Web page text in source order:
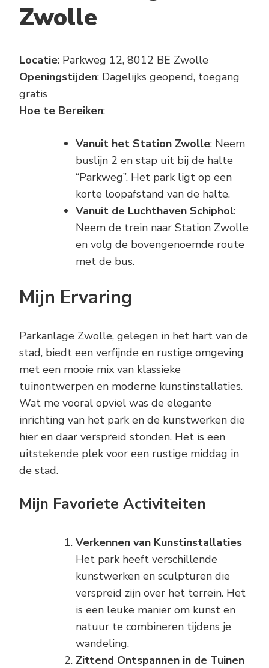
Zwolle
Locatie: Parkweg 12, 8012 BE Zwolle
Openingstijden: Dagelijks geopend, toegang
gratis
Hoe te Bereiken:
Vanuit het Station Zwolle: Neem
buslijn 2 en stap uit bij de halte
“Parkweg”. Het park ligt op een
korte loopafstand van de halte.
Vanuit de Luchthaven Schiphol:
Neem de trein naar Station Zwolle
en volg de bovengenoemde route
met de bus.
Mijn Ervaring
Parkanlage Zwolle, gelegen in het hart van de
stad, biedt een verfijnde en rustige omgeving
met een mooie mix van klassieke
tuinontwerpen en moderne kunstinstallaties.
Wat me vooral opviel was de elegante
inrichting van het park en de kunstwerken die
hier en daar verspreid stonden. Het is een
uitstekende plek voor een rustige middag in
de stad.
Mijn Favoriete Activiteiten
Verkennen van Kunstinstallaties
Het park heeft verschillende
kunstwerken en sculpturen die
verspreid zijn over het terrein. Het
is een leuke manier om kunst en
natuur te combineren tijdens je
wandeling.
Zittend Ontspannen in de Tuinen